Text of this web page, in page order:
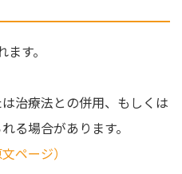
す。
治療法との併用、もしくは
る場合があります。
ページ）